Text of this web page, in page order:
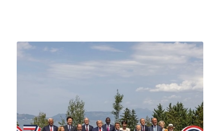
Simple is beautiful